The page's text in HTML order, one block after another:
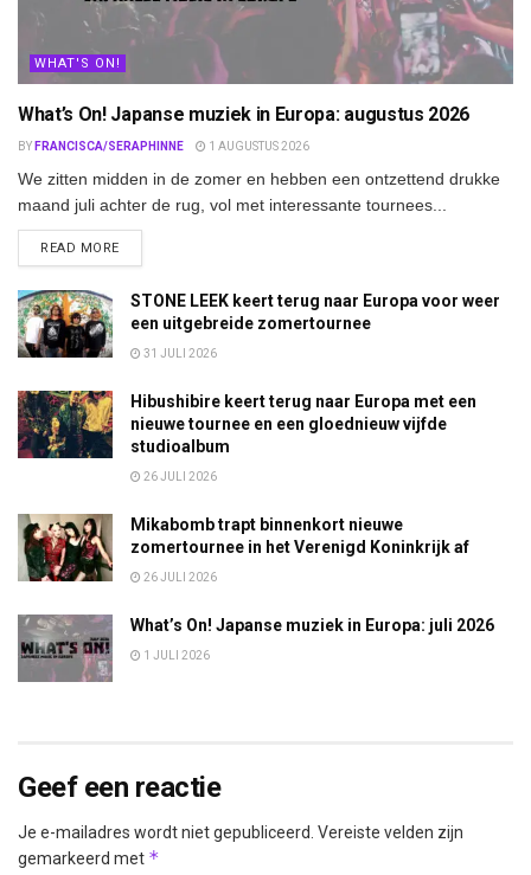
WHAT'S ON!
What’s On! Japanse muziek in Europa: augustus 2026
BY FRANCISCA/SERAPHINNE 1 AUGUSTUS 2026
We zitten midden in de zomer en hebben een ontzettend drukke
maand juli achter de rug, vol met interessante tournees...
READ MOREDETAILS
STONE LEEK keert terug naar Europa voor weer
een uitgebreide zomertournee
31 JULI 2026
Hibushibire keert terug naar Europa met een
nieuwe tournee en een gloednieuw vijfde
studioalbum
26 JULI 2026
Mikabomb trapt binnenkort nieuwe
zomertournee in het Verenigd Koninkrijk af
26 JULI 2026
What’s On! Japanse muziek in Europa: juli 2026
1 JULI 2026
Geef een reactie
Je e-mailadres wordt niet gepubliceerd. Vereiste velden zijn
gemarkeerd met *